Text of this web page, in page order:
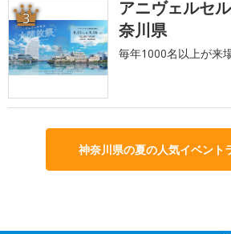
3
アニヴェルセ
奈川県
毎年1000名以上が来
神奈川県の夏の人気イベント